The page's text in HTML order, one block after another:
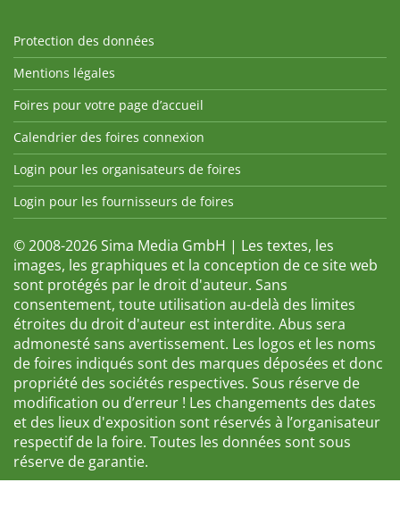
Protection des données
Mentions légales
Foires pour votre page d’accueil
Calendrier des foires connexion
Login pour les organisateurs de foires
Login pour les fournisseurs de foires
© 2008-2026 Sima Media GmbH | Les textes, les
images, les graphiques et la conception de ce site web
sont protégés par le droit d'auteur. Sans
consentement, toute utilisation au-delà des limites
étroites du droit d'auteur est interdite. Abus sera
admonesté sans avertissement. Les logos et les noms
de foires indiqués sont des marques déposées et donc
propriété des sociétés respectives. Sous réserve de
modification ou d’erreur ! Les changements des dates
et des lieux d'exposition sont réservés à l’organisateur
respectif de la foire. Toutes les données sont sous
réserve de garantie.